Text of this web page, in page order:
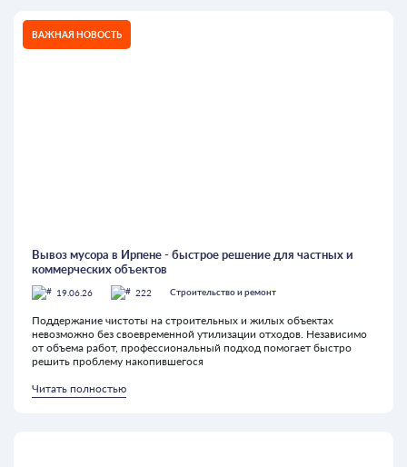
ВАЖНАЯ НОВОСТЬ
Вывоз мусора в Ирпене - быстрое решение для частных и
коммерческих объектов
19.06.26 222 Строительство и ремонт
Поддержание чистоты на строительных и жилых объектах
невозможно без своевременной утилизации отходов. Независимо
от объема работ, профессиональный подход помогает быстро
решить проблему накопившегося
Читать полностью